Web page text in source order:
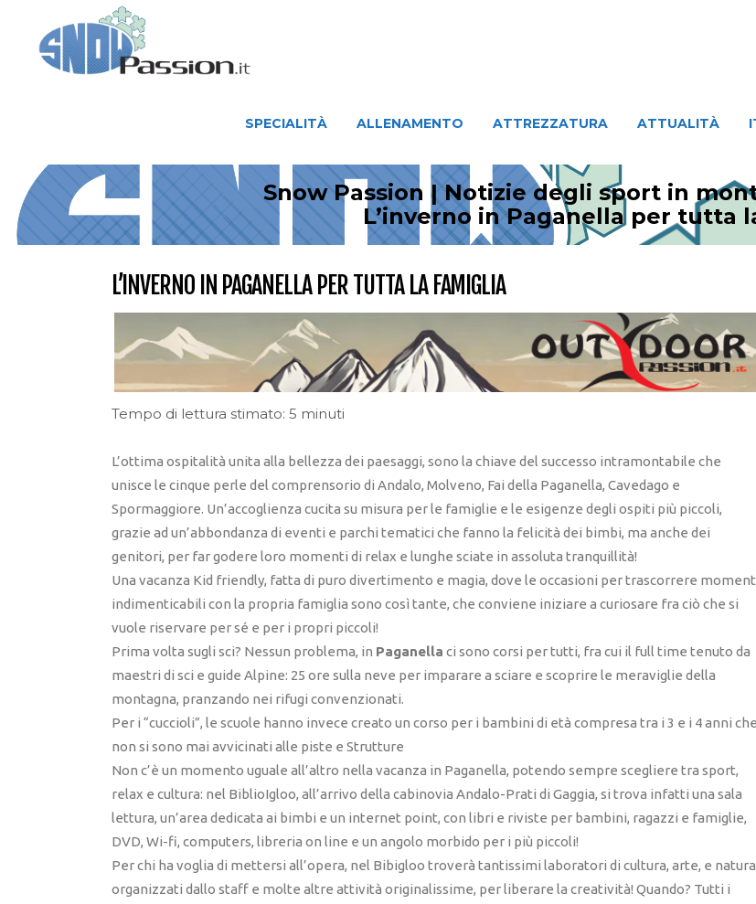
SPECIALITÀ ALLENAMENTO ATTREZZATURA ATTUALITÀ
Snow Passion | Notizie degli sport in
L’inverno in Paganella per tutta
L’INVERNO IN PAGANELLA PER TUTTA LA FAMIGLIA
Tempo di lettura stimato: 5 minuti
L’ottima ospitalità unita alla bellezza dei paesaggi, sono la chiave del successo intramontabile che
unisce le cinque perle del comprensorio di Andalo, Molveno, Fai della Paganella, Cavedago e
Spormaggiore. Un’accoglienza cucita su misura per le famiglie e le esigenze degli ospiti più piccoli,
grazie ad un’abbondanza di eventi e parchi tematici che fanno la felicità dei bimbi, ma anche dei
genitori, per far godere loro momenti di relax e lunghe sciate in assoluta tranquillità!
Una vacanza Kid friendly, fatta di puro divertimento e magia, dove le occasioni per trascorrere
indimenticabili con la propria famiglia sono così tante, che conviene iniziare a curiosare fra ciò che si
vuole riservare per sé e per i propri piccoli!
Prima volta sugli sci? Nessun problema, in Paganella ci sono corsi per tutti, fra cui il full time tenuto da
maestri di sci e guide Alpine: 25 ore sulla neve per imparare a sciare e scoprire le meraviglie della
montagna, pranzando nei rifugi convenzionati.
Per i “cuccioli”, le scuole hanno invece creato un corso per i bambini di età compresa tra i 3 e i 4 anni che
non si sono mai avvicinati alle piste e Strutture
Non c’è un momento uguale all’altro nella vacanza in Paganella, potendo sempre scegliere tra sport,
relax e cultura: nel BiblioIgloo, all’arrivo della cabinovia Andalo-Prati di Gaggia, si trova infatti una sala
lettura, un’area dedicata ai bimbi e un internet point, con libri e riviste per bambini, ragazzi e famiglie,
DVD, Wi-fi, computers, libreria on line e un angolo morbido per i più piccoli!
Per chi ha voglia di mettersi all’opera, nel Bibigloo troverà tantissimi laboratori di cultura, arte, e natura
organizzati dallo staff e molte altre attività originalissime, per liberare la creatività! Quando? Tutti i